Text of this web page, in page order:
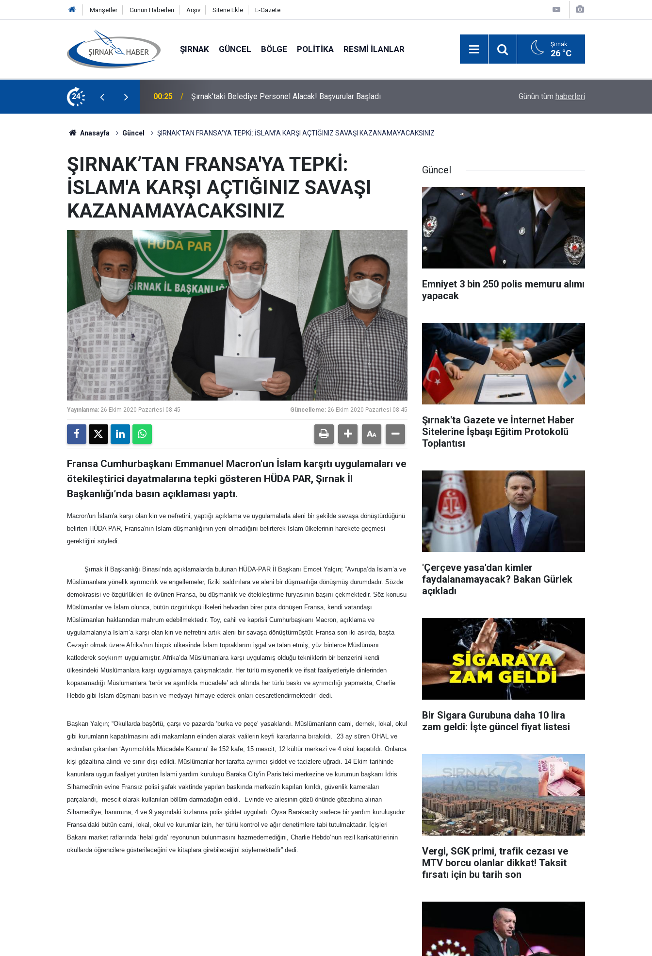
Manşetler Günün Haberleri Arşiv Sitene Ekle E-Gazete
ŞIRNAK GÜNCEL BÖLGE POLITIKA RESMI İLANLAR Şırnak
26 °C
24
Başvurular Başladı 00:21 Silopi Belediyesi'nden Uyarı: 11.00-16.00 Saatleri Arasında Dışarı Çıkmayın Elektrik Akımına Kapılan Şırnaklı Küçük Miraç
Günün tüm haberleri
Anasayfa Güncel ŞIRNAK’TAN FRANSA'YA TEPKİ: İSLAM'A KARŞI AÇTIĞINIZ SAVAŞI KAZANAMAYACAKSINIZ
ŞIRNAK’TAN FRANSA'YA TEPKİ:
İSLAM'A KARŞI AÇTIĞINIZ SAVAŞI
KAZANAMAYACAKSINIZ
Yayınlanma: 26 Ekim 2020 Pazartesi 08:45 Güncelleme: 26 Ekim 2020 Pazartesi 08:45
Fransa Cumhurbaşkanı Emmanuel Macron'un İslam karşıtı uygulamaları ve
ötekileştirici dayatmalarına tepki gösteren HÜDA PAR, Şırnak İl
Başkanlığı’nda basın açıklaması yaptı.
Macron'un İslam'a karşı olan kin ve nefretini, yaptığı açıklama ve uygulamalarla aleni bir şekilde savaşa dönüştürdüğünü
belirten HÜDA PAR, Fransa'nın İslam düşmanlığının yeni olmadığını belirterek İslam ülkelerinin harekete geçmesi
gerektiğini söyledi.
Şırnak İl Başkanlığı Binası’nda açıklamalarda bulunan HÜDA-PAR İl Başkanı Emcet Yalçın; “Avrupa’da İslam’a ve
Müslümanlara yönelik ayrımcılık ve engellemeler, fiziki saldırılara ve aleni bir düşmanlığa dönüşmüş durumdadır. Sözde
demokrasisi ve özgürlükleri ile övünen Fransa, bu düşmanlık ve ötekileştirme furyasının başını çekmektedir. Söz konusu
Müslümanlar ve İslam olunca, bütün özgürlükçü ilkeleri helvadan birer puta dönüşen Fransa, kendi vatandaşı
Müslümanları haklarından mahrum edebilmektedir. Toy, cahil ve kaprisli Cumhurbaşkanı Macron, açıklama ve
uygulamalarıyla İslam’a karşı olan kin ve nefretini artık aleni bir savaşa dönüştürmüştür. Fransa son iki asırda, başta
Cezayir olmak üzere Afrika’nın birçok ülkesinde İslam topraklarını işgal ve talan etmiş, yüz binlerce Müslümanı
katlederek soykırım uygulamıştır. Afrika’da Müslümanlara karşı uygulamış olduğu tekniklerin bir benzerini kendi
ülkesindeki Müslümanlara karşı uygulamaya çalışmaktadır. Her türlü misyonerlik ve ifsat faaliyetleriyle dinlerinden
koparamadığı Müslümanlara ‘terör ve aşırılıkla mücadele’ adı altında her türlü baskı ve ayrımcılığı yapmakta, Charlie
Hebdo gibi İslam düşmanı basın ve medyayı himaye ederek onları cesaretlendirmektedir” dedi.
Başkan Yalçın; “Okullarda başörtü, çarşı ve pazarda ‘burka ve peçe’ yasaklandı. Müslümanların cami, dernek, lokal, okul
gibi kurumların kapatılmasını adli makamların elinden alarak valilerin keyfi kararlarına bırakıldı. 23 ay süren OHAL ve
ardından çıkarılan ‘Ayrımcılıkla Mücadele Kanunu’ ile 152 kafe, 15 mescit, 12 kültür merkezi ve 4 okul kapatıldı. Onlarca
kişi gözaltına alındı ve sınır dışı edildi. Müslümanlar her tarafta ayrımcı şiddet ve tacizlere uğradı. 14 Ekim tarihinde
kanunlara uygun faaliyet yürüten İslami yardım kuruluşu Baraka City'in Paris’teki merkezine ve kurumun başkanı İdris
Sihamedi'nin evine Fransız polisi şafak vaktinde yapılan baskında merkezin kapıları kırıldı, güvenlik kameraları
parçalandı, mescit olarak kullanılan bölüm darmadağın edildi. Evinde ve ailesinin gözü önünde gözaltına alınan
Sihamedi'ye, hanımına, 4 ve 9 yaşındaki kızlarına polis şiddet uyguladı. Oysa Barakacity sadece bir yardım kuruluşudur.
Fransa’daki bütün cami, lokal, okul ve kurumlar izin, her türlü kontrol ve ağır denetimlere tabi tutulmaktadır. İçişleri
Bakanı market raflarında ‘helal gıda’ reyonunun bulunmasını hazmedemediğini, Charlie Hebdo’nun rezil karikatürlerinin
okullarda öğrencilere gösterileceğini ve kitaplara girebileceğini söylemektedir” dedi.
Güncel
Emniyet 3 bin 250 polis memuru alımı
yapacak
Şırnak'ta Gazete ve İnternet Haber
Sitelerine İşbaşı Eğitim Protokolü
Toplantısı
'Çerçeve yasa'dan kimler
faydalanamayacak? Bakan Gürlek
açıkladı
Bir Sigara Gurubuna daha 10 lira
zam geldi: İşte güncel fiyat listesi
Vergi, SGK primi, trafik cezası ve
MTV borcu olanlar dikkat! Taksit
fırsatı için bu tarih son